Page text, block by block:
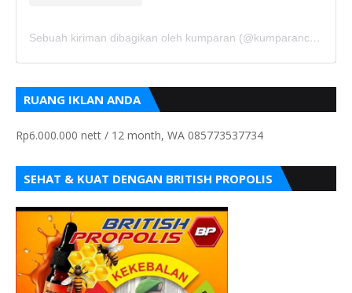
Sebuah kiriman dibagikan oleh kumparan (@kumparancom)
RUANG IKLAN ANDA
Rp6.000.000 nett / 12 month, WA 085773537734
SEHAT & KUAT DENGAN BRITISH PROPOLIS